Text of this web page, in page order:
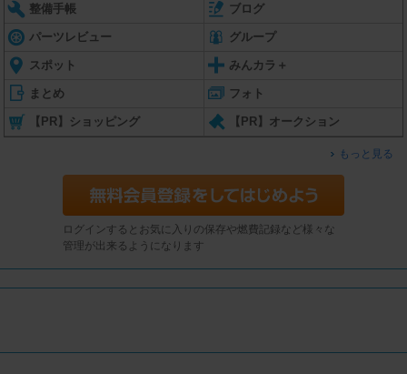
整備手帳 ブログ
パーツレビュー グループ
スポット みんカラ＋
まとめ フォト
【PR】ショッピング 【PR】オークション
もっと見る
ログインするとお気に入りの保存や燃費記録など様々な
管理が出来るようになります